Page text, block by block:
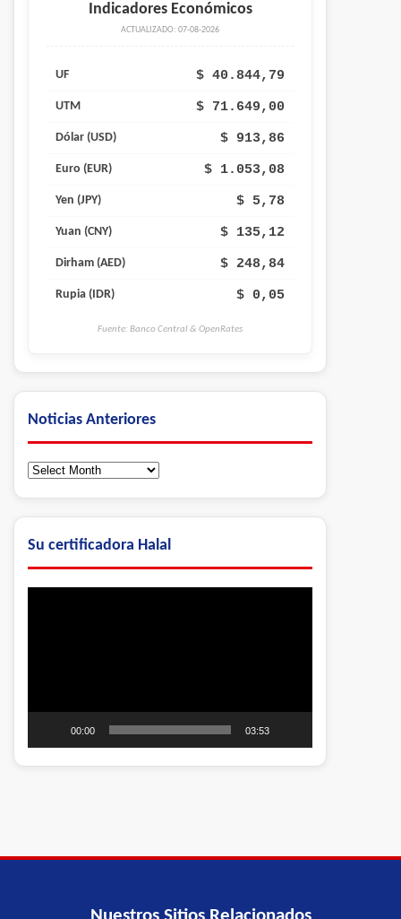
Indicadores Económicos
ACTUALIZADO: 07-08-2026
UF $ 40.844,79
UTM $ 71.649,00
Dólar (USD) $ 913,86
Euro (EUR) $ 1.053,08
Yen (JPY) $ 5,78
Yuan (CNY) $ 135,12
Dirham (AED) $ 248,84
Rupia (IDR) $ 0,05
Fuente: Banco Central & OpenRates
Noticias Anteriores
Noticias
Su certificadora Halal
00:00 03:53